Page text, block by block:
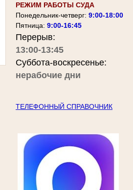
РЕЖИМ РАБОТЫ СУДА
Понедельник-четверг: 9:00-18:00
Пятница: 9:00-16:45
Перерыв:
13:00-13:45
Суббота-воскресенье:
нерабочие дни
ТЕЛЕФОННЫЙ СПРАВОЧНИК